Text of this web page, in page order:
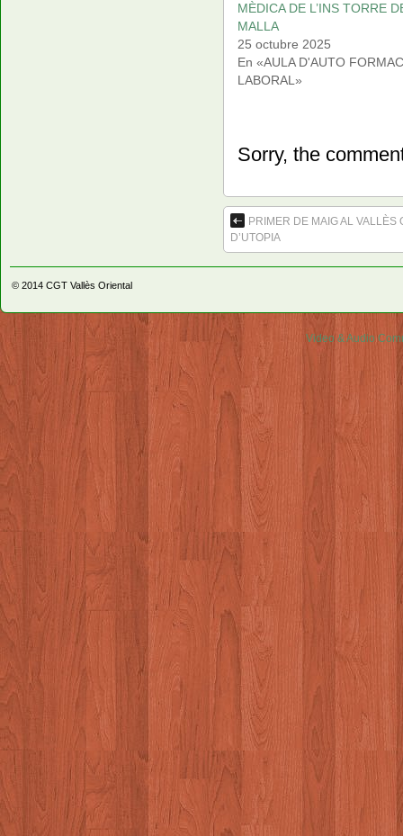
MÈDICA DE L’INS TORRE
MALLA
25 octubre 2025
En «AULA D'AUTO
LABORAL»
Sorry, the
PRIMER DE MAIG AL VALLÈS
D’UTOPIA
© 2014 CGT Vallès Oriental
Video & Audio